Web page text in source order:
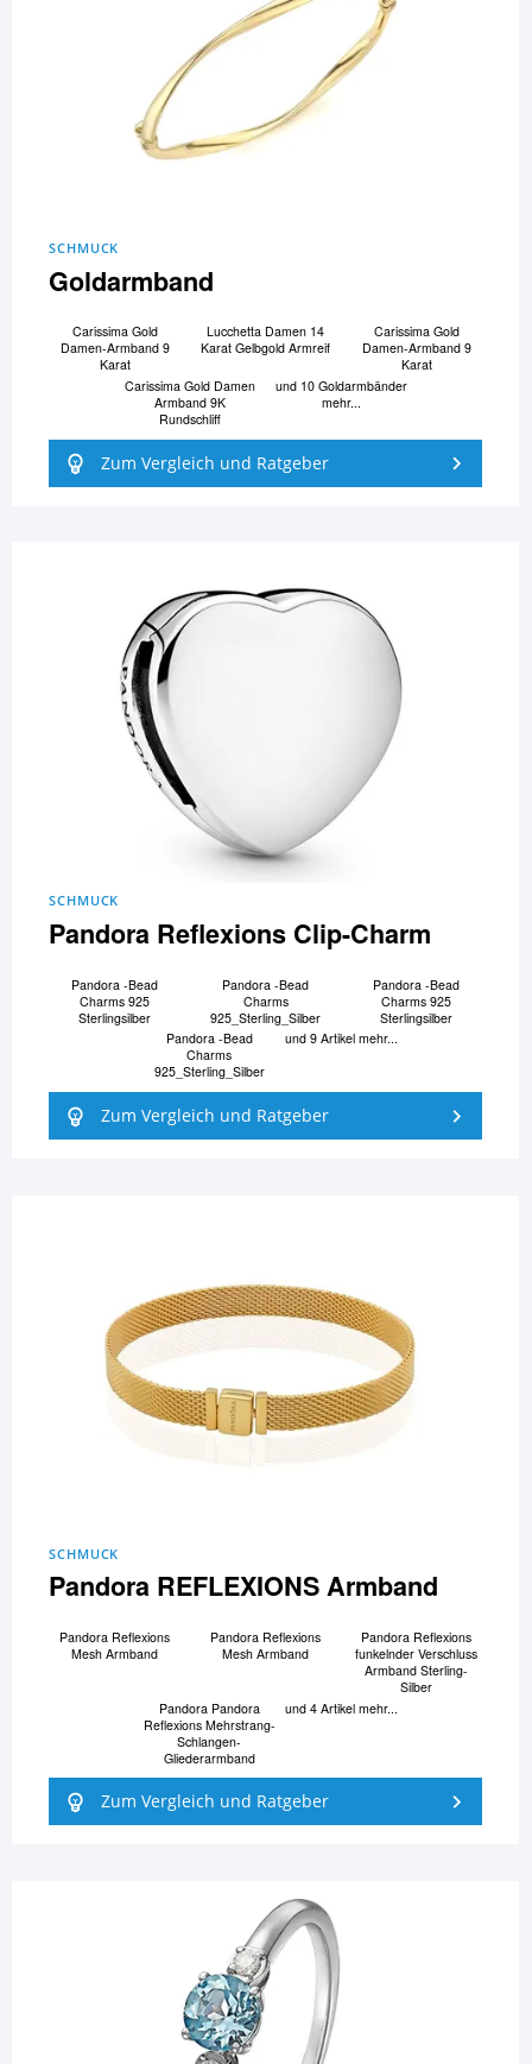
SCHMUCK
Goldarmband
Carissima Gold
Damen-Armband 9
Karat
Lucchetta Damen 14
Karat Gelbgold Armreif
Carissima Gold
Damen-Armband 9
Karat
Carissima Gold Damen
Armband 9K
Rundschliff
und 10 Goldarmbänder
mehr...
Zum Vergleich und Ratgeber
SCHMUCK
Pandora Reflexions Clip-Charm
Pandora -Bead
Charms 925
Sterlingsilber
Pandora -Bead
Charms
925_Sterling_Silber
Pandora -Bead
Charms 925
Sterlingsilber
Pandora -Bead
Charms
925_Sterling_Silber
und 9 Artikel mehr...
Zum Vergleich und Ratgeber
SCHMUCK
Pandora REFLEXIONS Armband
Pandora Reflexions
Mesh Armband
Pandora Reflexions
Mesh Armband
Pandora Reflexions
funkelnder Verschluss
Armband Sterling-
Silber
Pandora Pandora
Reflexions Mehrstrang-
Schlangen-
Gliederarmband
und 4 Artikel mehr...
Zum Vergleich und Ratgeber